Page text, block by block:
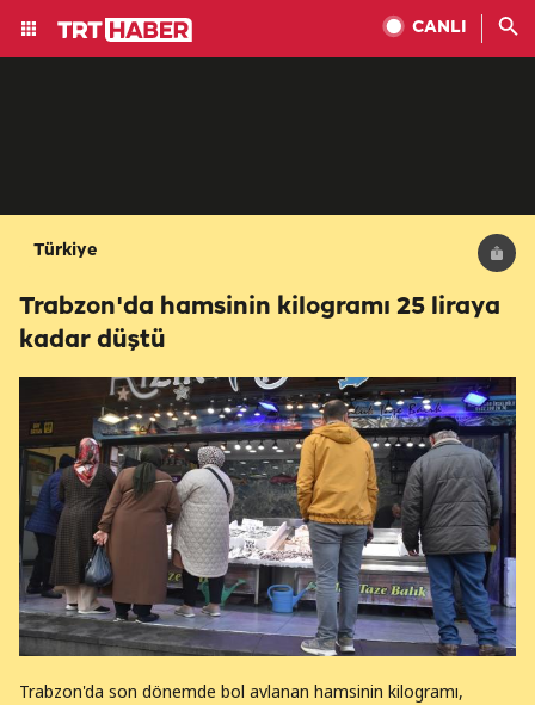
CANLI
Türkiye
Trabzon'da hamsinin kilogramı 25 liraya
kadar düştü
Trabzon'da son dönemde bol avlanan hamsinin kilogramı,